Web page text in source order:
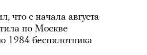
что с начала августа
по Москве
1984 беспилотника